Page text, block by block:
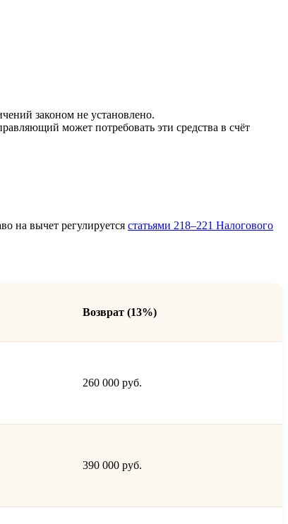
законом не установлено.
может потребовать эти средства в счёт
на вычет регулируется статьями 218–221 Налогового
Возврат (13%)
260 000 руб.
390 000 руб.